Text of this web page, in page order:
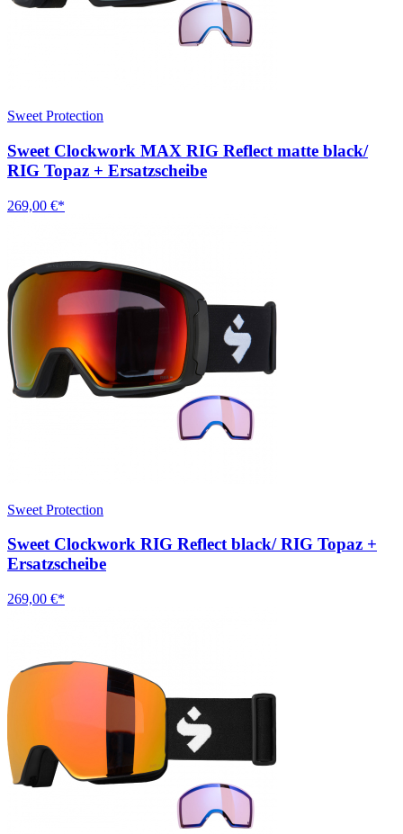
Sweet Protection
Sweet Clockwork MAX RIG Reflect matte black/
RIG Topaz + Ersatzscheibe
269,00 €*
Sweet Protection
Sweet Clockwork RIG Reflect black/ RIG Topaz +
Ersatzscheibe
269,00 €*